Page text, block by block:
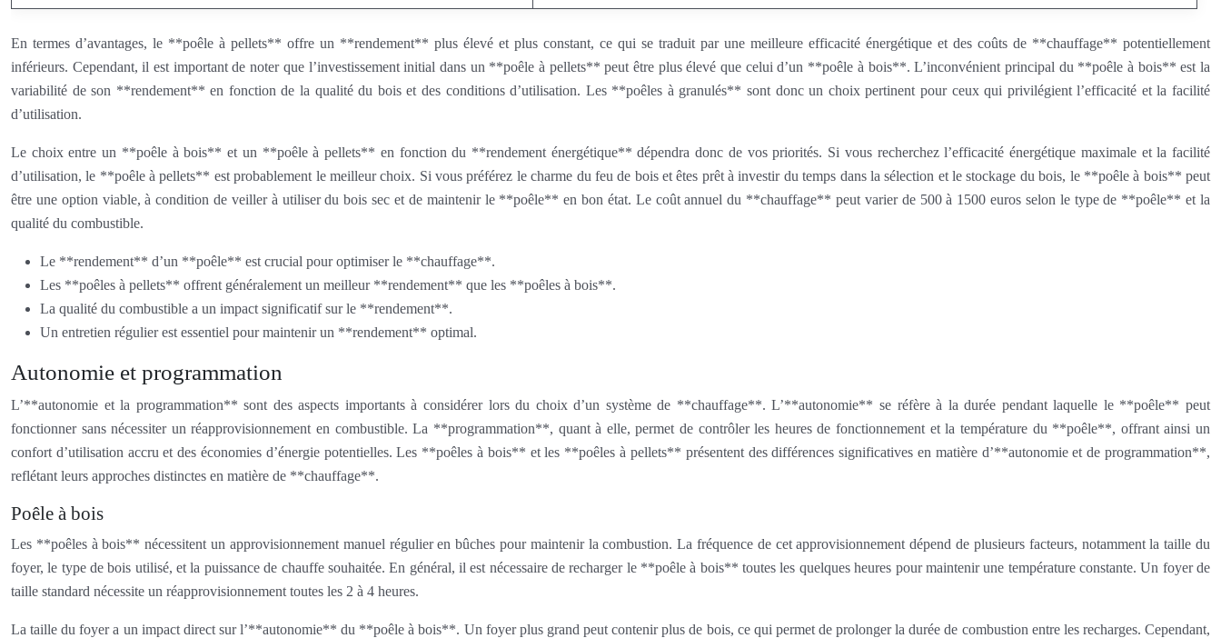
En termes d’avantages, le **poêle à pellets** offre un **rendement** plus élevé et plus constant, ce qui se traduit par une meilleure efficacité énergétique et des coûts de **chauffage** potentiellement
inférieurs. Cependant, il est important de noter que l’investissement initial dans un **poêle à pellets** peut être plus élevé que celui d’un **poêle à bois**. L’inconvénient principal du **poêle à bois** est la
variabilité de son **rendement** en fonction de la qualité du bois et des conditions d’utilisation. Les **poêles à granulés** sont donc un choix pertinent pour ceux qui privilégient l’efficacité et la facilité
d’utilisation.
Le choix entre un **poêle à bois** et un **poêle à pellets** en fonction du **rendement énergétique** dépendra donc de vos priorités. Si vous recherchez l’efficacité énergétique maximale et la facilité
d’utilisation, le **poêle à pellets** est probablement le meilleur choix. Si vous préférez le charme du feu de bois et êtes prêt à investir du temps dans la sélection et le stockage du bois, le **poêle à bois** peut
être une option viable, à condition de veiller à utiliser du bois sec et de maintenir le **poêle** en bon état. Le coût annuel du **chauffage** peut varier de 500 à 1500 euros selon le type de **poêle** et la
qualité du combustible.
Le **rendement** d’un **poêle** est crucial pour optimiser le **chauffage**.
Les **poêles à pellets** offrent généralement un meilleur **rendement** que les **poêles à bois**.
La qualité du combustible a un impact significatif sur le **rendement**.
Un entretien régulier est essentiel pour maintenir un **rendement** optimal.
Autonomie et programmation
L’**autonomie et la programmation** sont des aspects importants à considérer lors du choix d’un système de **chauffage**. L’**autonomie** se réfère à la durée pendant laquelle le **poêle** peut
fonctionner sans nécessiter un réapprovisionnement en combustible. La **programmation**, quant à elle, permet de contrôler les heures de fonctionnement et la température du **poêle**, offrant ainsi un
confort d’utilisation accru et des économies d’énergie potentielles. Les **poêles à bois** et les **poêles à pellets** présentent des différences significatives en matière d’**autonomie et de programmation**,
reflétant leurs approches distinctes en matière de **chauffage**.
Poêle à bois
Les **poêles à bois** nécessitent un approvisionnement manuel régulier en bûches pour maintenir la combustion. La fréquence de cet approvisionnement dépend de plusieurs facteurs, notamment la taille du
foyer, le type de bois utilisé, et la puissance de chauffe souhaitée. En général, il est nécessaire de recharger le **poêle à bois** toutes les quelques heures pour maintenir une température constante. Un foyer de
taille standard nécessite un réapprovisionnement toutes les 2 à 4 heures.
La taille du foyer a un impact direct sur l’**autonomie** du **poêle à bois**. Un foyer plus grand peut contenir plus de bois, ce qui permet de prolonger la durée de combustion entre les recharges. Cependant,